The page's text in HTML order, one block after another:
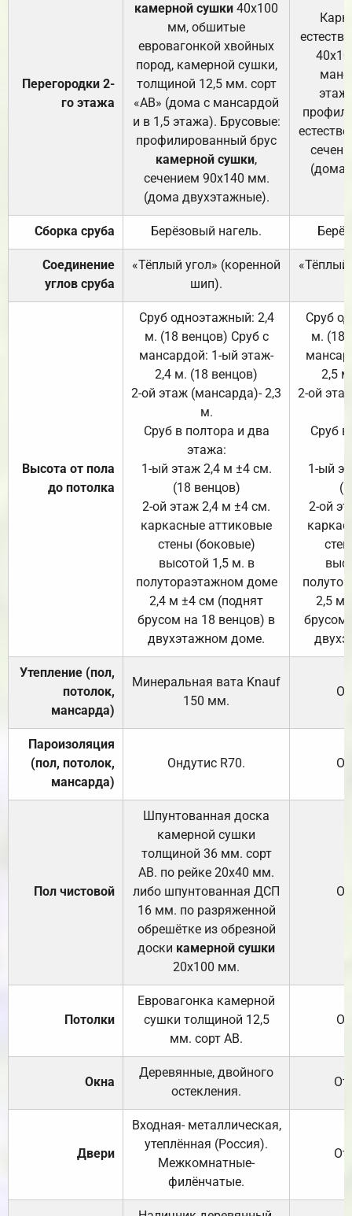
Перегородки 2-
го этажа
камерной сушки 40х100
мм, обшитые
евровагонкой хвойных
пород, камерной сушки,
толщиной 12,5 мм. сорт
«АВ» (дома с мансардой
и в 1,5 этажа). Брусовые:
профилированный брус
камерной сушки,
сечением 90х140 мм.
(дома двухэтажные).
(дома
Сборка сруба Берёзовый нагель.
Соединение
углов сруба
«Тёплый угол» (коренной
шип).
«Тёплый
Высота от пола
до потолка
Сруб одноэтажный: 2,4
м. (18 венцов) Сруб с
мансардой: 1-ый этаж-
2,4 м. (18 венцов)
2-ой этаж (мансарда)- 2,3
м.
Сруб в полтора и два
этажа:
1-ый этаж 2,4 м ±4 см.
(18 венцов)
2-ой этаж 2,4 м ±4 см.
каркасные аттиковые
стены (боковые)
высотой 1,5 м. в
полутораэтажном доме
2,4 м ±4 см (поднят
брусом на 18 венцов) в
двухэтажном доме.
Сруб
м. (18
2,5
2-ой
Сруб
1-ый
2-ой
2,5 м
брусом
Утепление (пол,
потолок,
мансарда)
Минеральная вата Knauf
150 мм.
Пароизоляция
(пол, потолок,
мансарда)
Ондутис R70.
Пол чистовой
Шпунтованная доска
камерной сушки
толщиной 36 мм. сорт
АВ. по рейке 20х40 мм.
либо шпунтованная ДСП
16 мм. по разряженной
обрешётке из обрезной
доски камерной сушки
20х100 мм.
Потолки
Евровагонка камерной
сушки толщиной 12,5
мм. сорт АВ.
Окна
Деревянные, двойного
остекления.
Двери
Входная- металлическая,
утеплённая (Россия).
Межкомнатные-
филёнчатые.